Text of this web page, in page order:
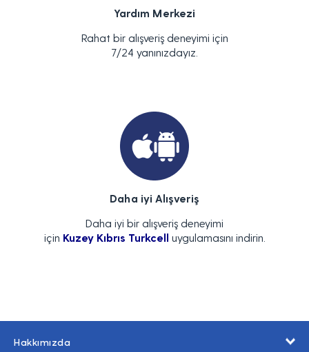
Yardım Merkezi
Rahat bir alışveriş deneyimi için
7/24 yanınızdayız.
Daha iyi Alışveriş
Daha iyi bir alışveriş deneyimi
için Kuzey Kıbrıs Turkcell uygulamasını indirin.
Hakkımızda